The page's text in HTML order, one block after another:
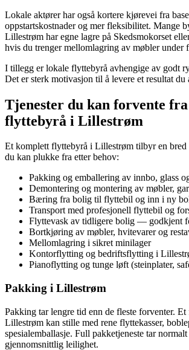
Lokale aktører har også kortere kjørevei fra
oppstartskostnader og mer fleksibilitet. Mange
Lillestrøm har egne lagre på Skedsmokorset
hvis du trenger mellomlagring av møbler under
I tillegg er lokale flyttebyrå avhengige av godt
Det er sterk motivasjon til å levere et resultat du
Tjenester du kan forvente
flyttebyrå i Lillestrøm
Et komplett flyttebyrå i Lillestrøm tilbyr en bred
du kan plukke fra etter behov:
Pakking og emballering av innbo, glass
Demontering og montering av møbler,
Bæring fra bolig til flyttebil og inn i ny
Transport med profesjonell flyttebil og
Flyttevask av tidligere bolig — godkjent
Bortkjøring av møbler, hvitevarer og
Mellomlagring i sikret minilager
Kontorflytting og bedriftsflytting i
Pianoflytting og tunge løft (steinplater,
Pakking i Lillestrøm
Pakking tar lengre tid enn de fleste forventer.
Lillestrøm kan stille med rene flyttekasser,
spesialemballasje. Full pakketjeneste tar
gjennomsnittlig leilighet.